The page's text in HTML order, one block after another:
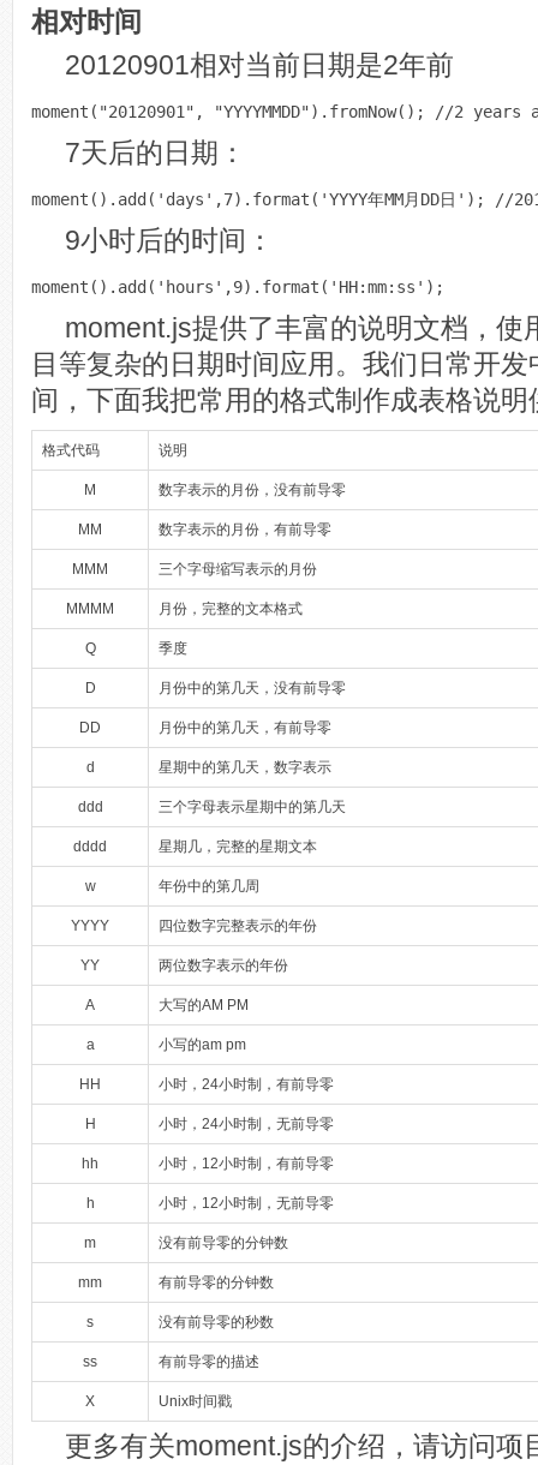
相对时间
20120901相对当前日期是2年前
moment( "20120901" , "YYYYMMDD").fromNow(); //2 years
7天后的日期：
moment().add( 'days' ,7).format( 'YYYY年MM月DD日' ); //
9小时后的时间：
moment().add( 'hours' ,9).format( 'HH:mm:ss'
moment.js提供了丰富的说明文档，使
目等复杂的日期时间应用。我们日常开
间，下面我把常用的格式制作成表格说
格式代码 说明
M 数字表示的月份，没有前导零
MM 数字表示的月份，有前导零
MMM 三个字母缩写表示的月份
MMMM 月份，完整的文本格式
Q 季度
D 月份中的第几天，没有前导零
DD 月份中的第几天，有前导零
d 星期中的第几天，数字表示
ddd 三个字母表示星期中的第几天
dddd 星期几，完整的星期文本
w 年份中的第几周
YYYY 四位数字完整表示的年份
YY 两位数字表示的年份
A 大写的AM PM
a 小写的am pm
HH 小时，24小时制，有前导零
H 小时，24小时制，无前导零
hh 小时，12小时制，有前导零
h 小时，12小时制，无前导零
m 没有前导零的分钟数
mm 有前导零的分钟数
s 没有前导零的秒数
ss 有前导零的描述
X Unix时间戳
更多有关moment.js的介绍，请访问项